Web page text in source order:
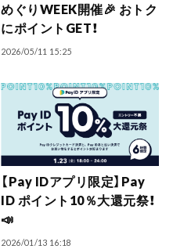
めぐりWEEK開催🎉 おトク
にポイントGET！
2026/05/11 15:25
【Pay IDアプリ限定】Pay
ID ポイント10％大還元祭！
📣
2026/01/13 16:18